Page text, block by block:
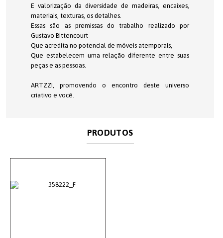
E valorização da diversidade de madeiras, encaixes,
materiais, texturas, os detalhes.
Essas são as premissas do trabalho realizado por
Gustavo Bittencourt
Que acredita no potencial de móveis atemporais,
Que estabelecem uma relação diferente entre suas
peças e as pessoas.
ARTZZI, promovendo o encontro deste universo
criativo e você.
PRODUTOS